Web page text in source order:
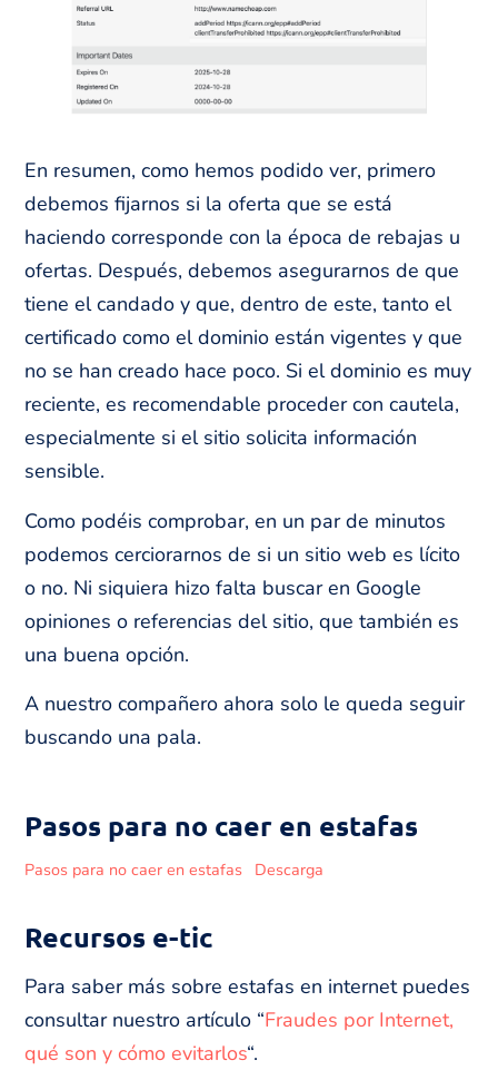
En resumen, como hemos podido ver, primero
debemos fijarnos si la oferta que se está
haciendo corresponde con la época de rebajas u
ofertas. Después, debemos asegurarnos de que
tiene el candado y que, dentro de este, tanto el
certificado como el dominio están vigentes y que
no se han creado hace poco. Si el dominio es muy
reciente, es recomendable proceder con cautela,
especialmente si el sitio solicita información
sensible.
Como podéis comprobar, en un par de minutos
podemos cerciorarnos de si un sitio web es lícito
o no. Ni siquiera hizo falta buscar en Google
opiniones o referencias del sitio, que también es
una buena opción.
A nuestro compañero ahora solo le queda seguir
buscando una pala.
Pasos para no caer en estafas
Pasos para no caer en estafas Descarga
Recursos e-tic
Para saber más sobre estafas en internet puedes
consultar nuestro artículo “Fraudes por Internet,
qué son y cómo evitarlos“.